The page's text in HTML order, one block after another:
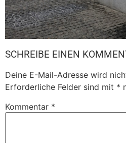
SCHREIBE EINEN
Deine E-Mail-Adresse wird
Erforderliche Felder sind mit *
Kommentar *